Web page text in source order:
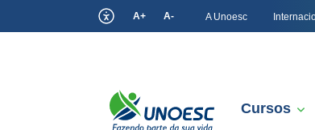
A+ A- A Unoesc
Cursos